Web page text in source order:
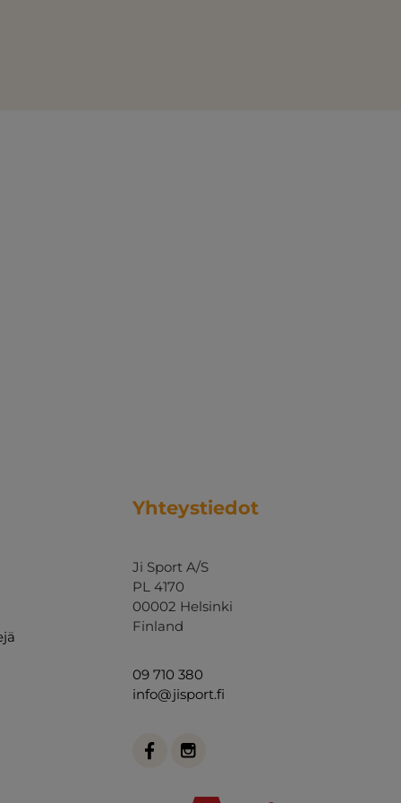
Yhteystiedot
Ji Sport A/S
PL 4170
00002 Helsinki
Finland
09 710 380
info@jisport.fi